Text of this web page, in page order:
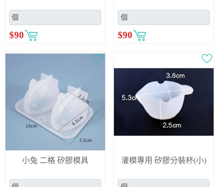
$90 $90
小兔 二格 矽膠模具 灌模專用 矽膠分裝杯(小)